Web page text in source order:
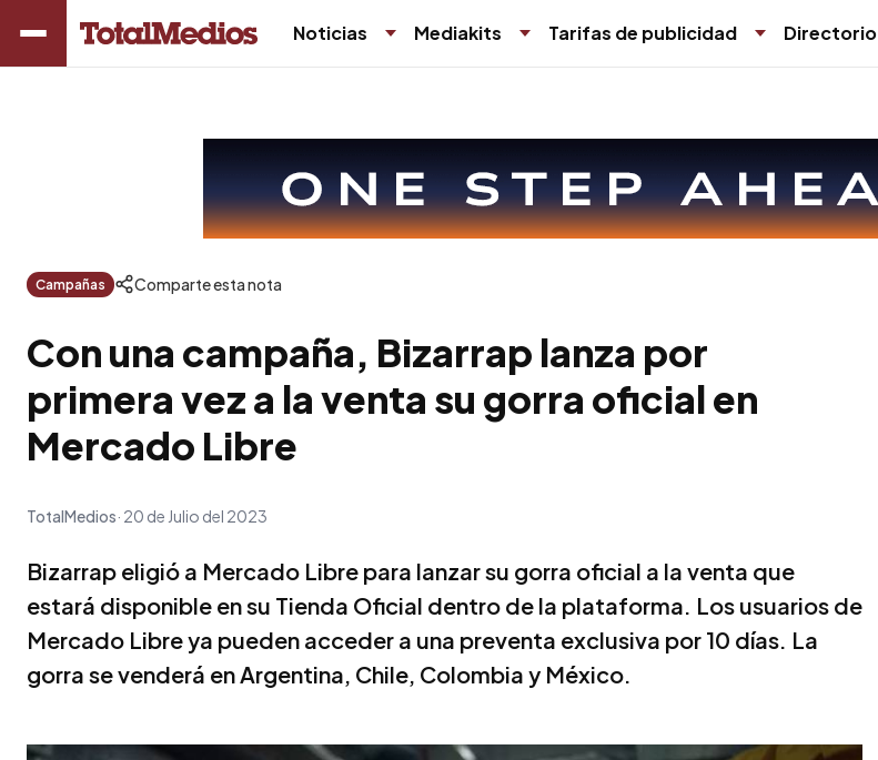
Noticias Mediakits Tarifas de publicidad Directorio
Campañas Comparte esta nota
Con una campaña, Bizarrap lanza por
primera vez a la venta su gorra oficial en
Mercado Libre
TotalMedios 20 de Julio del 2023
Bizarrap eligió a Mercado Libre para lanzar su gorra oficial a la venta que
estará disponible en su Tienda Oficial dentro de la plataforma. Los usuarios de
Mercado Libre ya pueden acceder a una preventa exclusiva por 10 días. La
gorra se venderá en Argentina, Chile, Colombia y México.